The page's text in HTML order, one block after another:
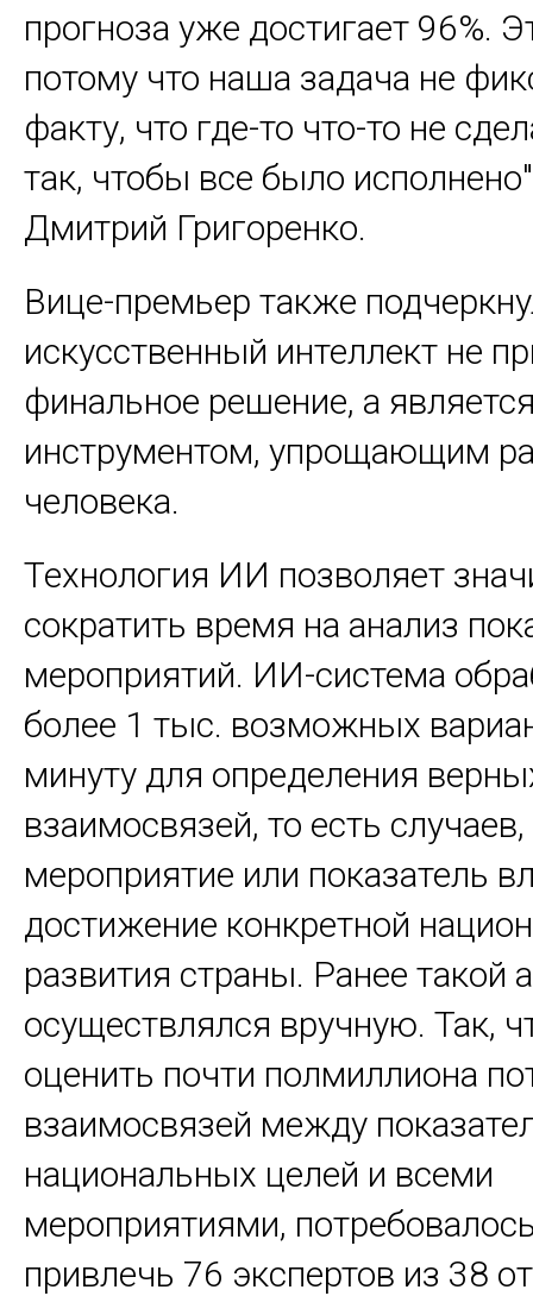
прогноза уже достигает 96%.
потому что наша задача не
факту, что где-то что-то не
так, чтобы все было
Дмитрий Григоренко.
Вице-премьер также
искусственный интеллект не
финальное решение, а
инструментом, упрощающим
человека.
Технология ИИ позволяет
сократить время на анализ
мероприятий. ИИ-система
более 1 тыс. возможных
минуту для определения
взаимосвязей, то есть
мероприятие или показатель
достижение конкретной
развития страны. Ранее такой
осуществлялся вручную. Так,
оценить почти полмиллиона
взаимосвязей между
национальных целей и всеми
мероприятиями,
привлечь 76 экспертов из 38